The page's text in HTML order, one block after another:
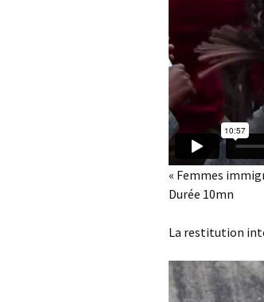
« Femmes
Durée 10mn
La restitution